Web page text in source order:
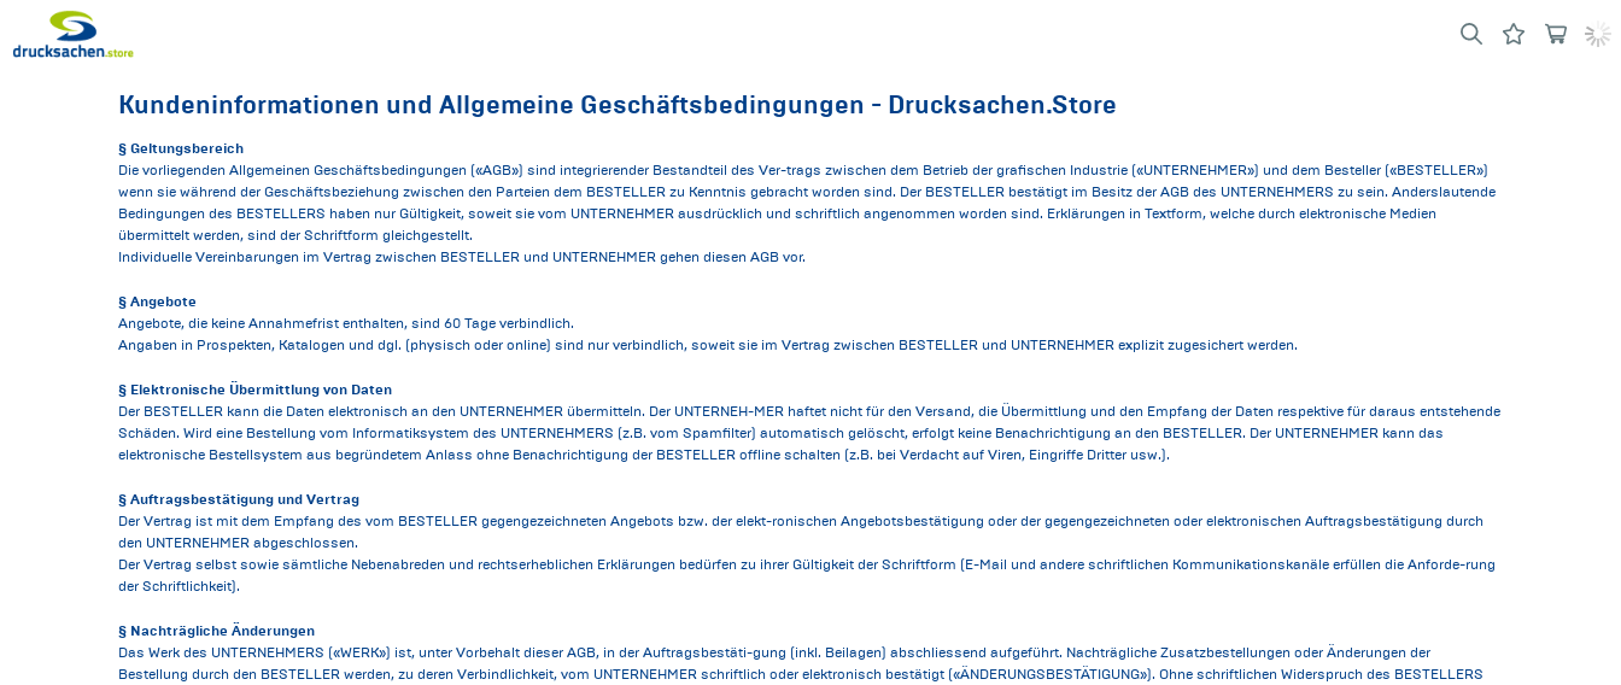
Kundeninformationen und Allgemeine Geschäftsbedingungen - Drucksachen.Store
§ Geltungsbereich
Die vorliegenden Allgemeinen Geschäftsbedingungen («AGB») sind integrierender Bestandteil des Ver-trags zwischen dem Betrieb der grafischen Industrie («UNTERNEHMER») und dem Besteller («BESTELLER»)
wenn sie während der Geschäftsbeziehung zwischen den Parteien dem BESTELLER zu Kenntnis gebracht worden sind. Der BESTELLER bestätigt im Besitz der AGB des UNTERNEHMERS zu sein. Anderslautende
Bedingungen des BESTELLERS haben nur Gültigkeit, soweit sie vom UNTERNEHMER ausdrücklich und schriftlich angenommen worden sind. Erklärungen in Textform, welche durch elektronische Medien
übermittelt werden, sind der Schriftform gleichgestellt.
Individuelle Vereinbarungen im Vertrag zwischen BESTELLER und UNTERNEHMER gehen diesen AGB vor.
§ Angebote
Angebote, die keine Annahmefrist enthalten, sind 60 Tage verbindlich.
Angaben in Prospekten, Katalogen und dgl. (physisch oder online) sind nur verbindlich, soweit sie im Vertrag zwischen BESTELLER und UNTERNEHMER explizit zugesichert werden.
§ Elektronische Übermittlung von Daten
Der BESTELLER kann die Daten elektronisch an den UNTERNEHMER übermitteln. Der UNTERNEH-MER haftet nicht für den Versand, die Übermittlung und den Empfang der Daten respektive für daraus entstehende
Schäden. Wird eine Bestellung vom Informatiksystem des UNTERNEHMERS (z.B. vom Spamfilter) automatisch gelöscht, erfolgt keine Benachrichtigung an den BESTELLER. Der UNTERNEHMER kann das
elektronische Bestellsystem aus begründetem Anlass ohne Benachrichtigung der BESTELLER offline schalten (z.B. bei Verdacht auf Viren, Eingriffe Dritter usw.).
§ Auftragsbestätigung und Vertrag
Der Vertrag ist mit dem Empfang des vom BESTELLER gegengezeichneten Angebots bzw. der elekt-ronischen Angebotsbestätigung oder der gegengezeichneten oder elektronischen Auftragsbestätigung durch
den UNTERNEHMER abgeschlossen.
Der Vertrag selbst sowie sämtliche Nebenabreden und rechtserheblichen Erklärungen bedürfen zu ihrer Gültigkeit der Schriftform (E-Mail und andere schriftlichen Kommunikationskanäle erfüllen die Anforde-rung
der Schriftlichkeit).
§ Nachträgliche Änderungen
Das Werk des UNTERNEHMERS («WERK») ist, unter Vorbehalt dieser AGB, in der Auftragsbestäti-gung (inkl. Beilagen) abschliessend aufgeführt. Nachträgliche Zusatzbestellungen oder Änderungen der
Bestellung durch den BESTELLER werden, zu deren Verbindlichkeit, vom UNTERNEHMER schriftlich oder elektronisch bestätigt («ÄNDERUNGSBESTÄTIGUNG»). Ohne schriftlichen Widerspruch des BESTELLERS